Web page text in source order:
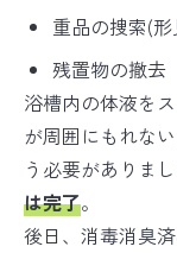
重品の捜索(
残置物の撤去
浴槽内の体液を
が周囲にもれな
う必要がありまし
は完了。
後日、消毒消臭